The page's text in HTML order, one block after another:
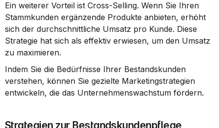
Ein weiterer Vorteil ist Cross-Selling. Wenn Sie Ihren
Stammkunden ergänzende Produkte anbieten, erhöht
sich der durchschnittliche Umsatz pro Kunde. Diese
Strategie hat sich als effektiv erwiesen, um den Umsatz
zu maximieren.
Indem Sie die Bedürfnisse Ihrer Bestandskunden
verstehen, können Sie gezielte Marketingstrategien
entwickeln, die das Unternehmenswachstum fördern.
Strategien zur Bestandskundenpflege